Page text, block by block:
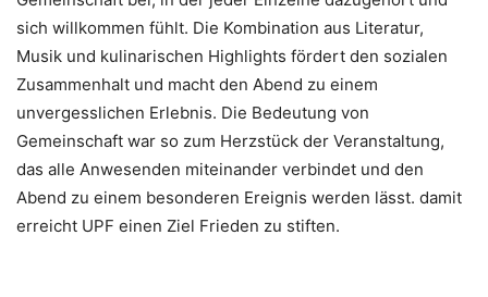
sich willkommen fühlt. Die Kombination aus Literatur,
Musik und kulinarischen Highlights fördert den sozialen
Zusammenhalt und macht den Abend zu einem
unvergesslichen Erlebnis. Die Bedeutung von
Gemeinschaft war so zum Herzstück der Veranstaltung,
das alle Anwesenden miteinander verbindet und den
Abend zu einem besonderen Ereignis werden lässt. damit
erreicht UPF einen Ziel Frieden zu stiften.